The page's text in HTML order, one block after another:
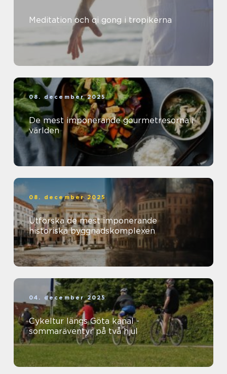
Meditation och qi gong i tropikerna
08. december 2025
De mest imponerande gourmetresorna i
världen
08. december 2025
Utforska de mest imponerande
historiska byggnadskomplexen
04. december 2025
Cykeltur längs Göta kanal -
sommaräventyr på två hjul